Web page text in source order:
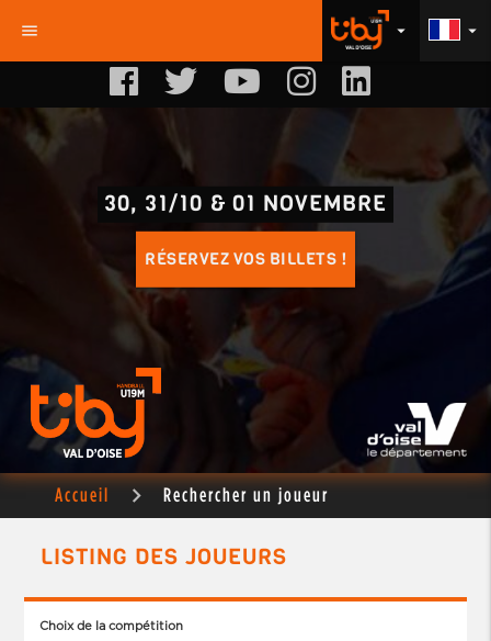
menu arrow_drop_down
arrow_drop_down
30, 31/10 & 01 NOVEMBRE
RÉSERVEZ VOS BILLETS !
Accueil Rechercher un joueur
LISTING DES JOUEURS
Choix de la compétition